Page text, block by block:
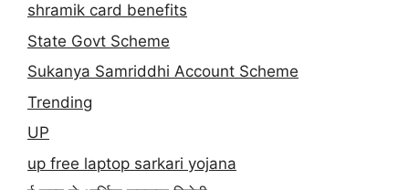
shramik card benefits
State Govt Scheme
Sukanya Samriddhi Account Scheme
Trending
UP
up free laptop sarkari yojana